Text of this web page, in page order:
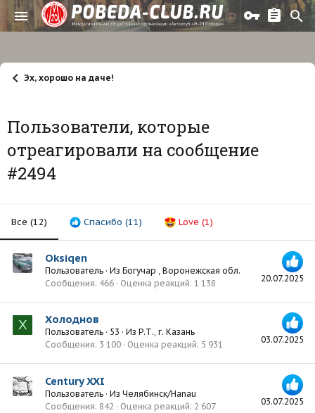
Эх, хорошо на даче!
Пользователи, которые
отреагировали на сообщение
#2494
Все (12) Спасибо (11) Love (1)
20.07.2025
Oksiqen
Пользователь · Из Богучар , Воронежская обл.
Сообщения 466 Оценка реакций 1 138
Х
03.07.2025
Холоднов
Пользователь · 53 · Из Р.Т., г. Казань
Сообщения 3 100 Оценка реакций 5 931
03.07.2025
Century XXI
Пользователь · Из Челябинск/Hanau
Сообщения 842 Оценка реакций 2 607